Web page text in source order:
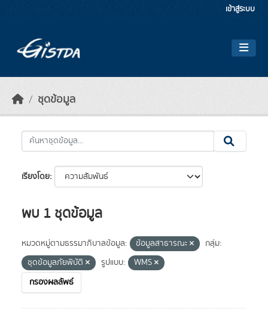
เข้าสู่ระบบ
ชุดข้อมูล
เรียงโดย
พบ 1 ชุดข้อมูล
หมวดหมู่ตามธรรมาภิบาลข้อมูล: ข้อมูลสาธารณะ
กลุ่ม:
ชุดข้อมูลภัยพิบัติ
รูปแบบ:
WMS
กรองผลลัพธ์